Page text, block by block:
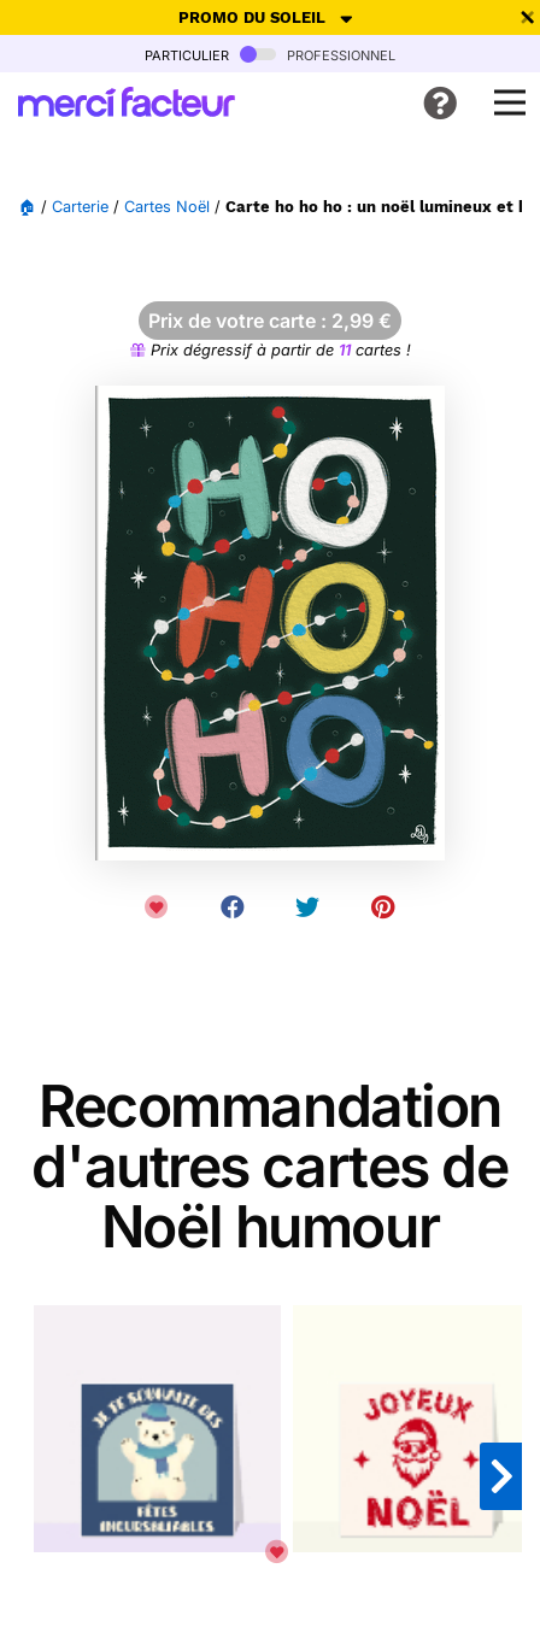
PROMO DU SOLEIL
-30% de réduction avec le code SUMMER26pour envoyer des
Ne plus afficher
particulier professionnel
🏠 / Carterie / Cartes Noël / Carte ho ho ho : un noël lumineux et
Prix de votre carte : 2,99 €
Prix dégressif à partir de 11cartes !
Recommandation
d'autres cartes de
Noël humour